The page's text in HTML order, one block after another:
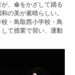
、傘をかざして踊る
の美が素晴らしい。
・鳥取西小学校・鳥
て授業で習い、運動